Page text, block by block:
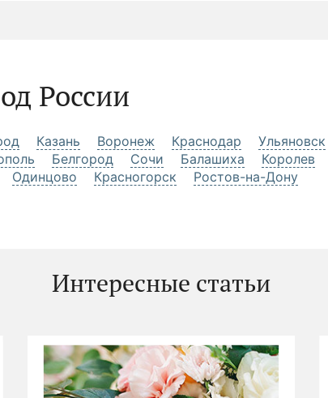
России
Казань Воронеж Краснодар Ульяновск
Белгород Сочи Балашиха Королев
Одинцово Красногорск
Ростов-на-Дону
Интересные статьи